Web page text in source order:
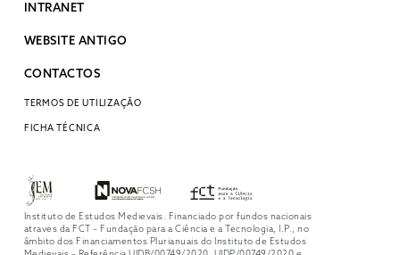
INTRANET
WEBSITE ANTIGO
CONTACTOS
TERMOS DE UTILIZAÇÃO
FICHA TÉCNICA
Instituto de Estudos Medievais. Financiado por fundos nacionais
através da FCT – Fundação para a Ciência e a Tecnologia, I.P., no
âmbito dos Financiamentos Plurianuais do Instituto de Estudos